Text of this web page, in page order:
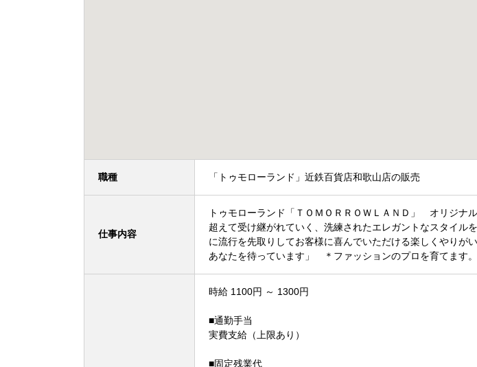
職種 「トゥモローランド」近鉄百貨店和歌山店の販売
仕事内容
トゥモローランド「ＴＯＭＯＲＲＯＷＬＡＮＤ」 オリジナ
超えて受け継がれていく、洗練されたエレガントなスタイ
に流行を先取りしてお客様に喜んでいただける楽し
あなたを待っています」 ＊ファッションのプロを育てま
時給 1100円 ～ 1300円
■通勤手当
実費支給（上限あり）
■固定残業代